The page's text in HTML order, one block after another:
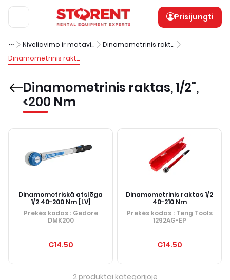
Prisijungti
Niveliavimo ir matavimo įranga
Dinamometrinis raktas
Dinamometrinis raktas, 1/2", <200 Nm
Dinamometrinis raktas, 1/2",
<200 Nm
Dinamometriskā atslēga
1/2 40-200 Nm [LV]
Prekės kodas: Gedore
DMK200
€14.50
Dinamometrinis raktas 1/2
40-210 Nm
Prekės kodas: Teng Tools
1292AG-EP
€14.50
2 produktai kategorijoje